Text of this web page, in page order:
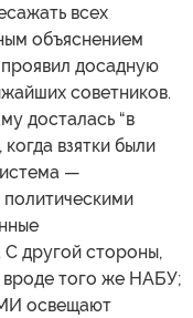
всех
объяснением
проявил досадную
советников.
досталась “в
взятки были
—
С другой стороны,
вроде того же НАБУ;
освещают